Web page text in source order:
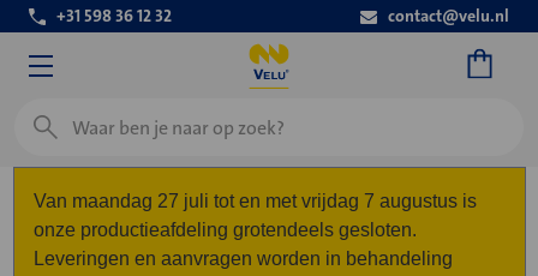
+31 598 36 12 32 contact@velu.nl
Zoeken
Van maandag 27 juli tot en met vrijdag 7 augustus is
onze productieafdeling grotendeels gesloten.
Leveringen en aanvragen worden in behandeling